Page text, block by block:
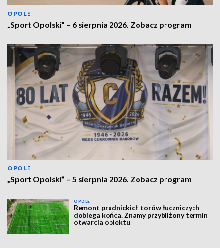
OPOLE
„Sport Opolski” – 6 sierpnia 2026. Zobacz program
OPOLE
„Sport Opolski” – 5 sierpnia 2026. Zobacz program
OPOLE
Remont prudnickich torów łuczniczych
dobiega końca. Znamy przybliżony termin
otwarcia obiektu